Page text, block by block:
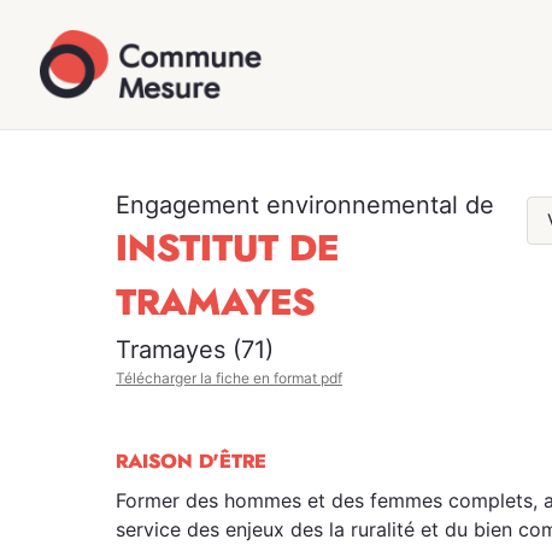
Engagement environnemental de
INSTITUT DE
TRAMAYES
Tramayes (71)
Télécharger la fiche en format pdf
RAISON D'ÊTRE
Former des hommes et des femmes complets,
service des enjeux des la ruralité et du bien